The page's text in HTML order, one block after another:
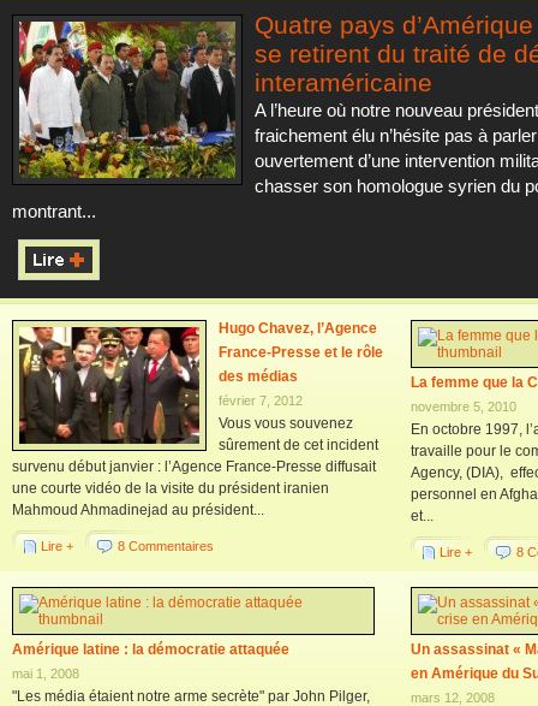
Quatre pays
se retirent du traité de
interaméricaine
A l’heure où notre nouveau
fraichement élu n’hésite pas à parler
ouvertement d’une intervention
chasser son homologue syrien du
montrant...
Hugo Chavez, l’Agence
France-Presse et le rôle
des médias
février 7, 2012
Vous vous souvenez
sûrement de cet incident
survenu début janvier : l’Agence France-Presse diffusait
une courte vidéo de la visite du président iranien
Mahmoud Ahmadinejad au président...
Lire + 8 Commentaires
La femme que la
novembre 5, 2010
En octobre 1997,
travaille pour le
Agency, (DIA),
personnel en
et...
Lire + 8
Amérique latine : la démocratie attaquée
mai 1, 2008
"Les média étaient notre arme secrète" par John Pilger,
Un assassinat «
en Amérique du
mars 12, 2008